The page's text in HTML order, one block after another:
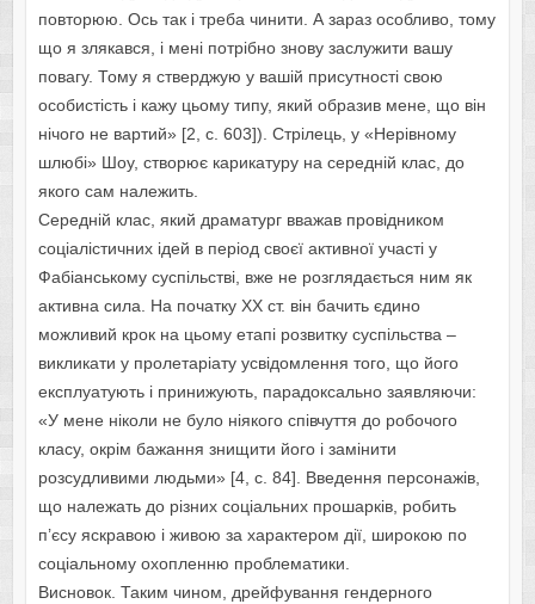
повторюю. Ось так і треба чинити. А зараз особливо, тому
що я злякався, і мені потрібно знову заслужити вашу
повагу. Тому я стверджую у вашій присутності свою
особистість і кажу цьому типу, який образив мене, що він
нічого не вартий» [2, с. 603]). Стрілець, у «Нерівному
шлюбі» Шоу, створює карикатуру на середній клас, до
якого сам належить.
Середній клас, який драматург вважав провідником
соціалістичних ідей в період своєї активної участі у
Фабіанському суспільстві, вже не розглядається ним як
активна сила. На початку XX ст. він бачить єдино
можливий крок на цьому етапі розвитку суспільства –
викликати у пролетаріату усвідомлення того, що його
експлуатують і принижують, парадоксально заявляючи:
«У мене ніколи не було ніякого співчуття до робочого
класу, окрім бажання знищити його і замінити
розсудливими людьми» [4, c. 84]. Введення персонажів,
що належать до різних соціальних прошарків, робить
п’єсу яскравою і живою за характером дії, широкою по
соціальному охопленню проблематики.
Висновок. Таким чином, дрейфування гендерного